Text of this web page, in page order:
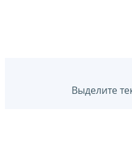
Выделите